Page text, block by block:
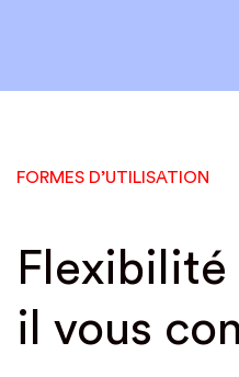
FORMES D’UTILISATION
Flexibilité
il vous